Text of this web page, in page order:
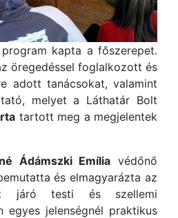
kapta a főszerepet.
öregedéssel foglalkozott és
adott tanácsokat, valamint
melyet a Láthatár Bolt
tartott meg a megjelentek
Ádámszki Emília védőnő
és elmagyarázta az
járó testi és szellemi
egyes jelenségnél praktikus